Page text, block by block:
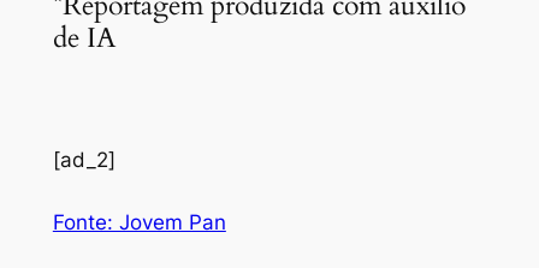
de IA
[ad_2]
Fonte: Jovem Pan